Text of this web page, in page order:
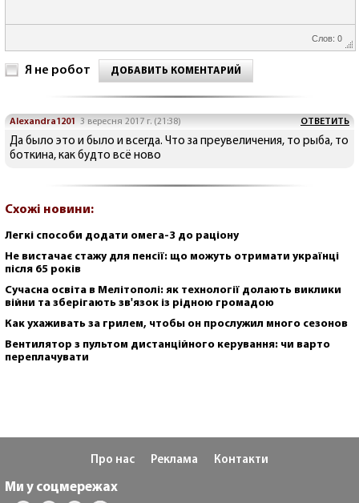
Слов: 0
Я не робот ДОБАВИТЬ КОМЕНТАРИЙ
Alexandra1201 3 вересня 2017 г. (21:38) ОТВЕТИТЬ
Да было это и было и всегда. Что за преувеличения, то рыба, то
боткина, как будто всё ново
Схожі новини:
Легкі способи додати омега-3 до раціону
Не вистачає стажу для пенсії: що можуть отримати українці
після 65 років
Сучасна освіта в Мелітополі: як технології долають виклики
війни та зберігають зв'язок із рідною громадою
Как ухаживать за грилем, чтобы он прослужил много сезонов
Вентилятор з пультом дистанційного керування: чи варто
переплачувати
Про нас Реклама Контакти
Ми у соцмережах